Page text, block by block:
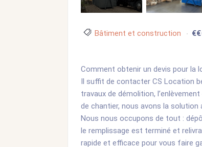
Bâtiment et construction €€
Comment obtenir un devis pour la
Il suffit de contacter CS Location
travaux de démolition,
de chantier, nous avons la solution
Nous nous occupons de tout :
le remplissage est terminé et
rapide et efficace pour vous faire